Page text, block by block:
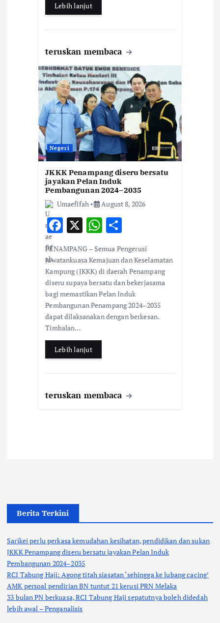
Lebih lanjut
teruskan membaca
Negeri
JKKK Penampang diseru bersatu
jayakan Pelan Induk
Pembangunan 2024–2035
Umaefifah
August 8, 2026
F
ac
e
b
o
o
k
X W
at
s
A
p
p
ar
e
PENAMPANG – Semua Pengerusi
Jawatankuasa Kemajuan dan Keselamatan
Kampung (JKKK) di daerah Penampang
diseru supaya bersatu dan bekerjasama
bagi memastikan Pelan Induk
Pembangunan Penampang 2024–2035
dapat dilaksanakan dengan berkesan.
Timbalan…
Lebih lanjut
teruskan membaca
Berita Terkini
Sarikei perlu perkasa kemudahan kesihatan, pendidikan dan sukan
JKKK Penampang diseru bersatu jayakan Pelan Induk
Pembangunan 2024–2035
RCI Tabung Haji: Agong titah siasatan ‘sehingga ke lubang cacing’
AMK persoal pendirian BN tuntut 21 kerusi PRN Melaka
33 bulan PN berkuasa, RCI Tabung Haji sepatutnya boleh didedah
lebih awal – Penganalisis